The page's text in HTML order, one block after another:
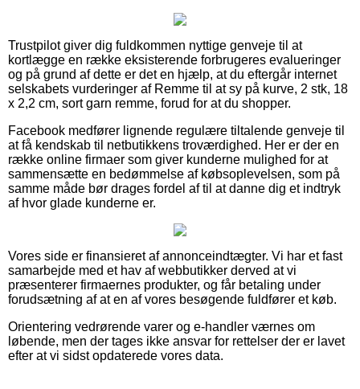
Trustpilot giver dig fuldkommen nyttige genveje til at
kortlægge en række eksisterende forbrugeres evalueringer
og på grund af dette er det en hjælp, at du eftergår internet
selskabets vurderinger af Remme til at sy på kurve, 2 stk, 18
x 2,2 cm, sort garn remme, forud for at du shopper.
Facebook medfører lignende regulære tiltalende genveje til
at få kendskab til netbutikkens troværdighed. Her er der en
række online firmaer som giver kunderne mulighed for at
sammensætte en bedømmelse af købsoplevelsen, som på
samme måde bør drages fordel af til at danne dig et indtryk
af hvor glade kunderne er.
Vores side er finansieret af annonceindtægter. Vi har et fast
samarbejde med et hav af webbutikker derved at vi
præsenterer firmaernes produkter, og får betaling under
forudsætning af at en af vores besøgende fuldfører et køb.
Orientering vedrørende varer og e-handler værnes om
løbende, men der tages ikke ansvar for rettelser der er lavet
efter at vi sidst opdaterede vores data.